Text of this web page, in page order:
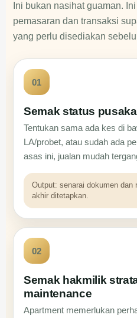
Ini bukan nasihat guaman.
pemasaran dan transaksi
yang perlu disediakan
01
Semak status
Tentukan sama ada kes di
LA/probet, atau sudah ada
asas ini, jualan mudah
Output: senarai dokumen dan
akhir ditetapkan.
02
Semak hakmilik
maintenance
Apartment memerlukan